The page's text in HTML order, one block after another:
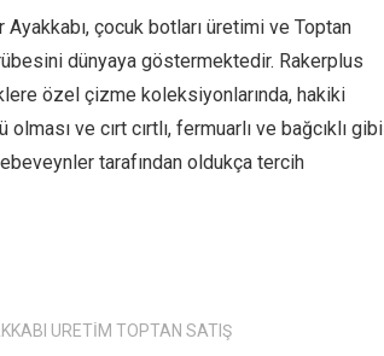
çocuk botları üretimi ve Toptan
dünyaya göstermektedir. Rakerplus
özel çizme koleksiyonlarında, hakiki
ve cırt cırtlı, fermuarlı ve bağcıklı gibi
tarafından oldukça tercih
ÜRETIM TOPTAN SATIŞ